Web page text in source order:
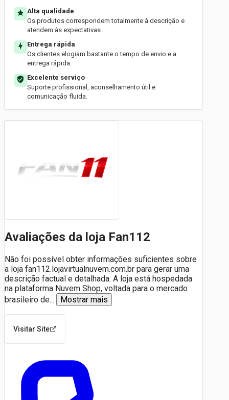
Alta qualidade
Os produtos correspondem totalmente à descrição e
atendem às expectativas.
Entrega rápida
Os clientes elogiam bastante o tempo de envio e a
entrega rápida.
Excelente serviço
Suporte profissional, aconselhamento útil e
comunicação fluida.
Avaliações da loja Fan112
Não foi possível obter informações suficientes sobre
a loja fan112.lojavirtualnuvem.com.br para gerar uma
descrição factual e detalhada. A loja está hospedada
na plataforma Nuvem Shop, voltada para o mercado
brasileiro de... Mostrar mais
Visitar Site